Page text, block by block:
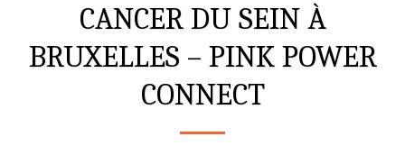
CANCER DU SEIN À
BRUXELLES – PINK POWER
CONNECT